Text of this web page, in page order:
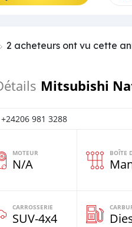
2 acheteurs ont vu cette
Mitsubishi
+24206 981 3288
MOTEUR
N/A
CARROSSERIE
SUV‒4x4